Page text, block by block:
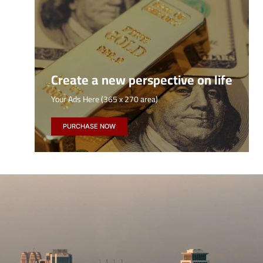
Create a new perspective on life
Your Ads Here (365 x 270 area)
PURCHASE NOW